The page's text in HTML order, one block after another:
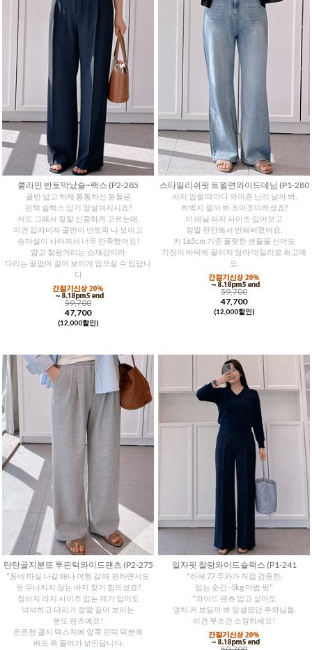
쿨라인 반토막났슬~랙스 (P2-285
골반 넓고 하체 통통하신 분들은
핀턱 슬랙스 입기 망설여지시죠?
저도 그래서 정말 신중하게 고르는데,
이건 입자마자 골반이 반토막 나 보이고
승마살이 사라져서 너무 만족했어요!
얇고 찰랑거리는 소재감이라
다리는 끝없이 길어 보이게 입으실 수 있답니
다
59,700
47,700
(12,000할인)
스타일리쉬핏 트윌면와이드데님 (P1-280
바지 입을 때마다 와이존 난리 날까 봐,
허벅지 낄까 봐 조마조마하셨죠?
이 데님 라지 사이즈 입어보고
정말 편안해서 반해버렸어요.
키 165cm 기준 플랫한 샌들을 신어도
기장이 바닥에 끌리지 않아 데일리로 최고예
요.
59,700
47,700
(12,000할인)
탄탄골지분또 투핀턱와이드팬츠 (P2-275
"동네 마실 나갈 때나 여행 갈 때 편하면서도
핏 무너지지 않는 바지 찾기 힘드셨죠?
청바지 라지 사이즈 입는 제가 입어도
넉넉하고 다리가 정말 길어 보이는
분또 팬츠예요!
은은한 골지 텍스처에 앞쪽 핀턱 덕분에
배도 쏙 들어가 보인답니다.
일자핏 찰랑와이드슬랙스 (P1-241
"하체 77 주와가 직접 검증한,
입는 순간 -5kg 마법 핏"
"와이드 팬츠 입고 싶어도
덩치 커 보일까 봐 망설였던 주와님들,
이건 무조건 소장하세요!